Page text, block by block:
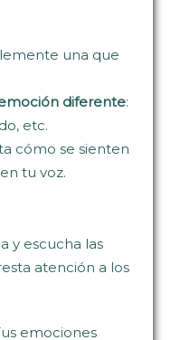
una que
diferente:
etc.
cómo se sienten
tu voz.
y escucha las
atención a los
emociones